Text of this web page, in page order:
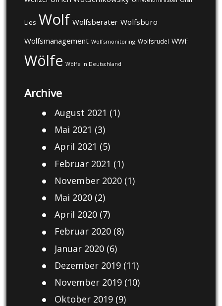
Lies Wolf Wolfsberater Wolfsbüro
Wolfsmanagement Wolfsmonitoring Wolfsrudel WWF
Wölfe Wölfe in Deutschland
Archive
August 2021 (1)
Mai 2021 (3)
April 2021 (5)
Februar 2021 (1)
November 2020(1)
Mai 2020(2)
April 2020(7)
Februar 2020(8)
Januar 2020(6)
Dezember 2019(11)
November 2019(10)
Oktober 2019(9)